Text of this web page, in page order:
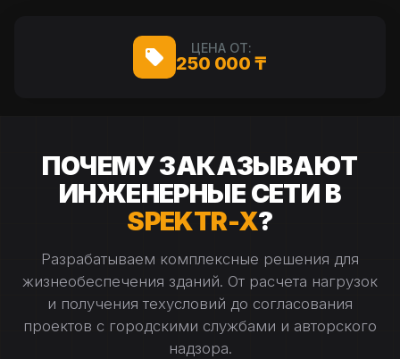
ЦЕНА ОТ:
250 000 ₸
ПОЧЕМУ ЗАКАЗЫВАЮТ
ИНЖЕНЕРНЫЕ СЕТИ В
SPEKTR-X?
Разрабатываем комплексные решения для
жизнеобеспечения зданий. От расчета нагрузок
и получения техусловий до согласования
проектов с городскими службами и авторского
надзора.